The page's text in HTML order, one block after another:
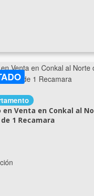
Venta en Conkal al
1 Recamara